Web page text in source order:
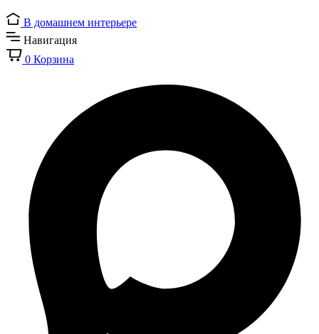
В домашнем интерьере
Навигация
0 Корзина